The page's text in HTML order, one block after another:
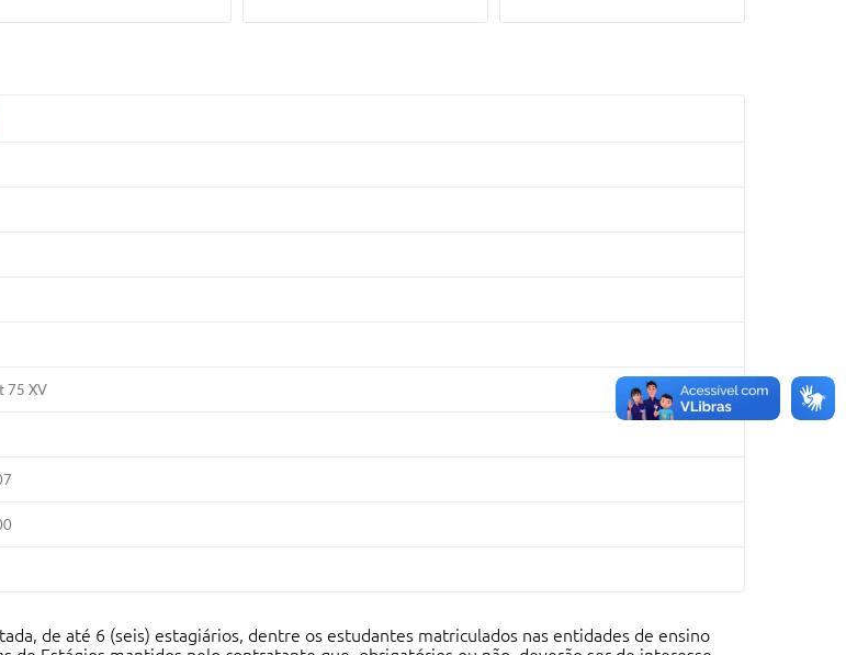
75 XV
de até 6 (seis) estagiários, dentre os estudantes matriculados nas entidades de ensino